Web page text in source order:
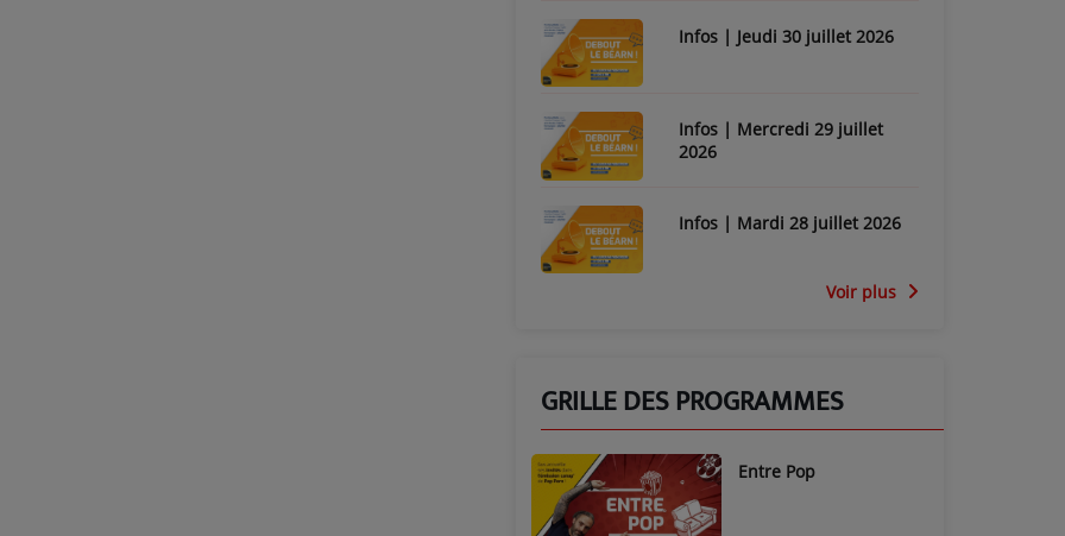
Infos | Jeudi 30 juillet 2026
Infos | Mercredi 29 juillet
2026
Infos | Mardi 28 juillet 2026
Voir plus
GRILLE DES PROGRAMMES
Entre Pop